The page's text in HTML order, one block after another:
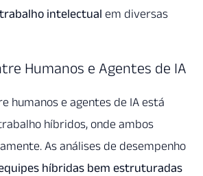
intelectual em diversas
Humanos e Agentes de IA
humanos e agentes de IA está
híbridos, onde ambos
As análises de desempenho
híbridas bem estruturadas